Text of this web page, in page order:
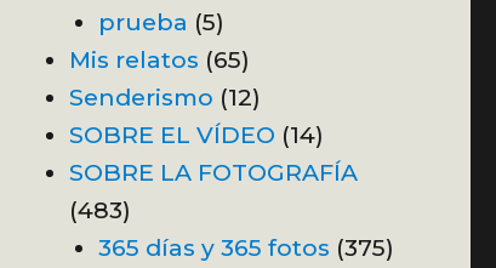
prueba (5)
Mis relatos (65)
Senderismo (12)
SOBRE EL VÍDEO (14)
SOBRE LA FOTOGRAFÍA
(483)
365 días y 365 fotos (375)